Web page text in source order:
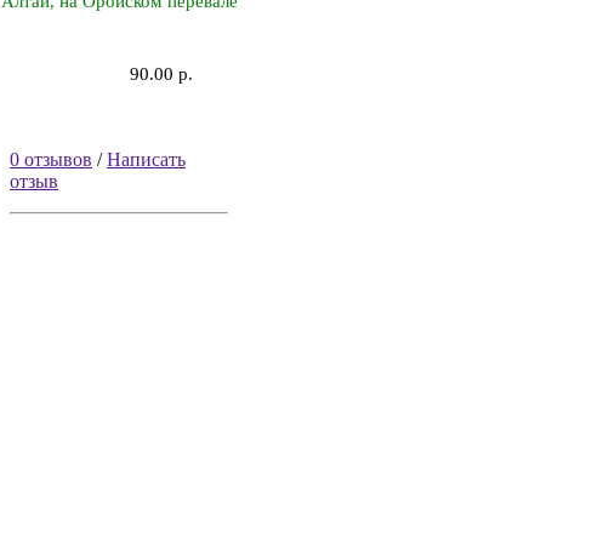
90.00 р.
0 отзывов /Написать
отзыв